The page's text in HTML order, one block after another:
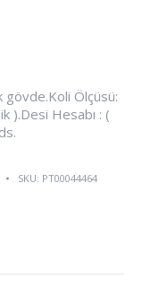
Ölçüsü:
).Desi Hesabı : (
SKU: PT00044464